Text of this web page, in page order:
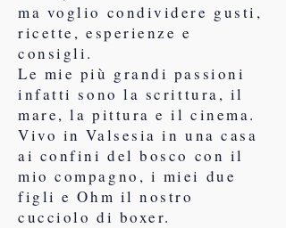
ma voglio condividere gusti,
ricette, esperienze e
consigli.
Le mie più grandi passioni
infatti sono la scrittura, il
mare, la pittura e il cinema.
Vivo in Valsesia in una casa
ai confini del bosco con il
mio compagno, i miei due
figli e Ohm il nostro
cucciolo di boxer.